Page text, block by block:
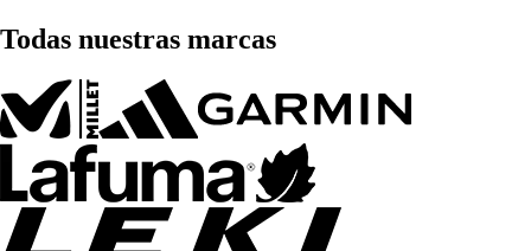
Todas nuestras marcas